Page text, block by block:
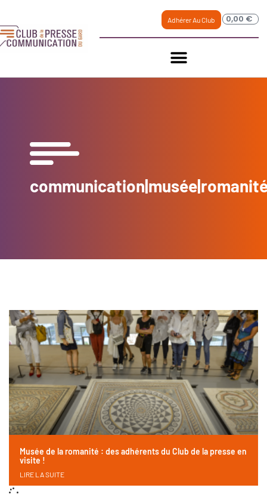
Adhérer Au Club 0,00 €
Musée de la romanité : des adhérents du Club de la presse en
visite !
LIRE LA SUITE